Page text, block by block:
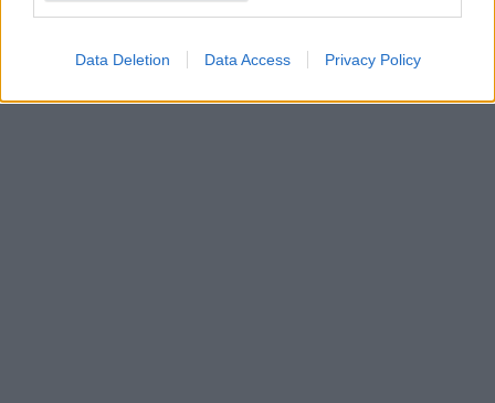
Data Deletion Data Access Privacy Policy